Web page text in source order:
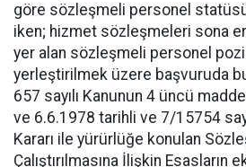
göre sözleşmeli personel
iken; hizmet sözleşmeleri sona
yer alan sözleşmeli personel
yerleştirilmek üzere başvuruda
657 sayılı Kanunun 4 üncü
ve 6.6.1978 tarihli ve 7/15754
Kararı ile yürürlüğe konulan
Çalıştırılmasına İlişkin Esasların